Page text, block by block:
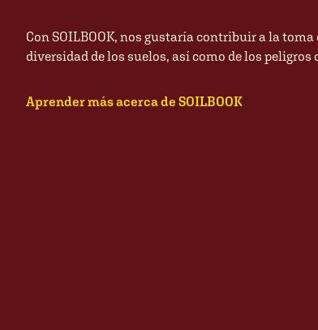
Con SOILBOOK, nos gustaría contribuir a la
diversidad de los suelos, así como de los peligros
Aprender más acerca de SOILBOOK